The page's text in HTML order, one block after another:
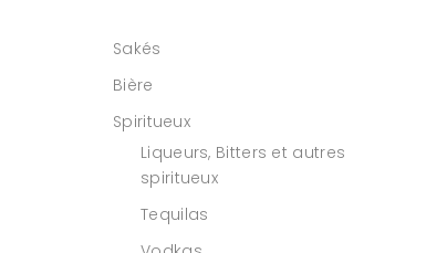
Sakés
Bière
Spiritueux
Liqueurs, Bitters et autres
spiritueux
Tequilas